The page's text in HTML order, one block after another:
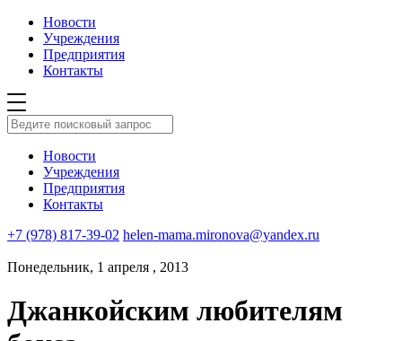
Новости
Учреждения
Предприятия
Контакты
Новости
Учреждения
Предприятия
Контакты
+7 (978) 817-39-02 helen-mama.mironova@yandex.ru
Понедельник, 1 апреля , 2013
Джанкойским любителям